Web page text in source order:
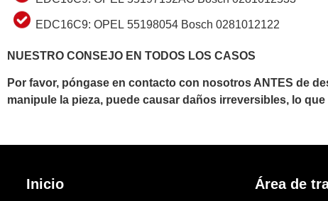
EDC16C9: OPEL 55198054 Bosch 0281012122
NUESTRO CONSEJO EN TODOS LOS CASOS
Por favor, póngase en contacto con nosotros ANTES de
manipule la pieza, puede causar daños irreversibles, lo
Inicio Área de